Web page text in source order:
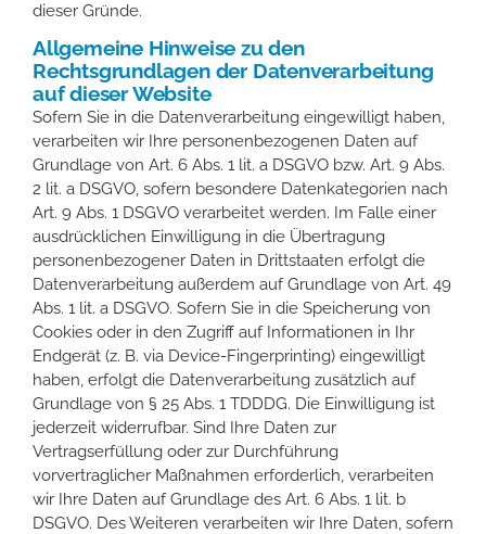
dieser Gründe.
Allgemeine Hinweise zu den
Rechtsgrundlagen der Datenverarbeitung
auf dieser Website
Sofern Sie in die Datenverarbeitung eingewilligt haben,
verarbeiten wir Ihre personenbezogenen Daten auf
Grundlage von Art. 6 Abs. 1 lit. a DSGVO bzw. Art. 9 Abs.
2 lit. a DSGVO, sofern besondere Datenkategorien nach
Art. 9 Abs. 1 DSGVO verarbeitet werden. Im Falle einer
ausdrücklichen Einwilligung in die Übertragung
personenbezogener Daten in Drittstaaten erfolgt die
Datenverarbeitung außerdem auf Grundlage von Art. 49
Abs. 1 lit. a DSGVO. Sofern Sie in die Speicherung von
Cookies oder in den Zugriff auf Informationen in Ihr
Endgerät (z. B. via Device-Fingerprinting) eingewilligt
haben, erfolgt die Datenverarbeitung zusätzlich auf
Grundlage von § 25 Abs. 1 TDDDG. Die Einwilligung ist
jederzeit widerrufbar. Sind Ihre Daten zur
Vertragserfüllung oder zur Durchführung
vorvertraglicher Maßnahmen erforderlich, verarbeiten
wir Ihre Daten auf Grundlage des Art. 6 Abs. 1 lit. b
DSGVO. Des Weiteren verarbeiten wir Ihre Daten, sofern